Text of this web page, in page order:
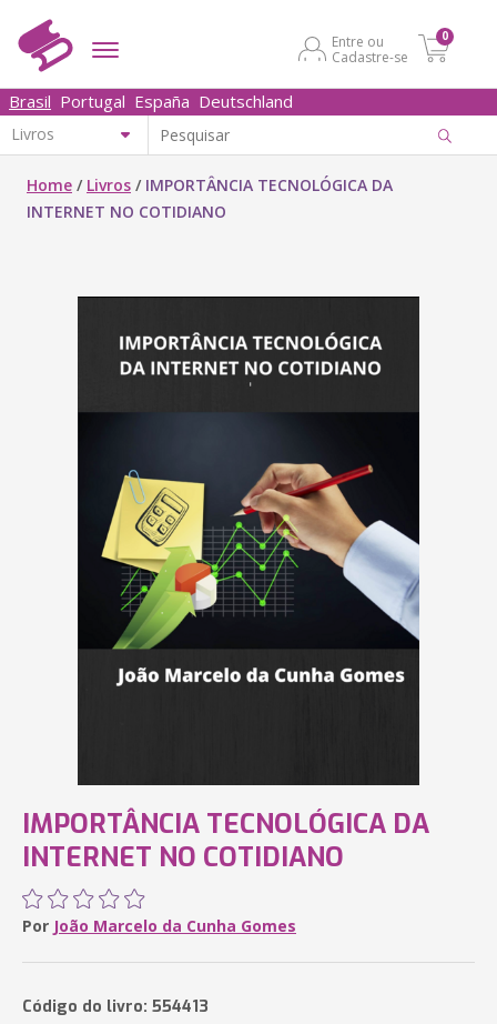
Entre ou
Cadastre-se
0
Brasil Portugal España Deutschland
Home / Livros / IMPORTÂNCIA TECNOLÓGICA DA
INTERNET NO COTIDIANO
IMPORTÂNCIA TECNOLÓGICA DA
INTERNET NO COTIDIANO
Por João Marcelo da Cunha Gomes
Código do livro: 554413